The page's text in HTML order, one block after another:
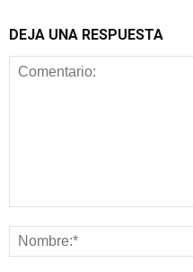
DEJA UNA RESPUESTA